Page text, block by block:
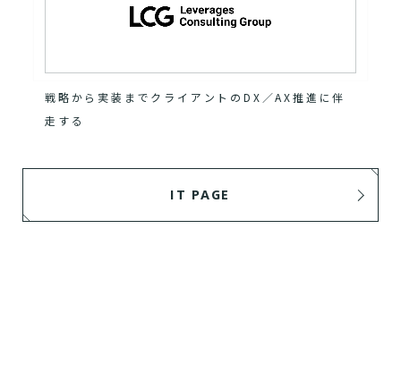
戦略から実装までクライアントのDX／AX推進に伴
走する
IT PAGE